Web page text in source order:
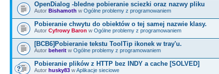
OpenDialog -bledne pobieranie sciezki oraz nazwy pliku
Autor Bishamoth w Ogólne problemy z programowaniem
Pobieranie chwytu do obiektów o tej samej nazwie klasy.
Autor Cyfrowy Baron w Ogólne problemy z programowaniem
[BCB6]Pobieranie tekstu ToolTip ikonek w tray'u.
Autor beherit w Ogólne problemy z programowaniem
Pobieranie plików z HTTP bez INDY a cache [SOLVED]
Autor husky83 wAplikacje sieciowe